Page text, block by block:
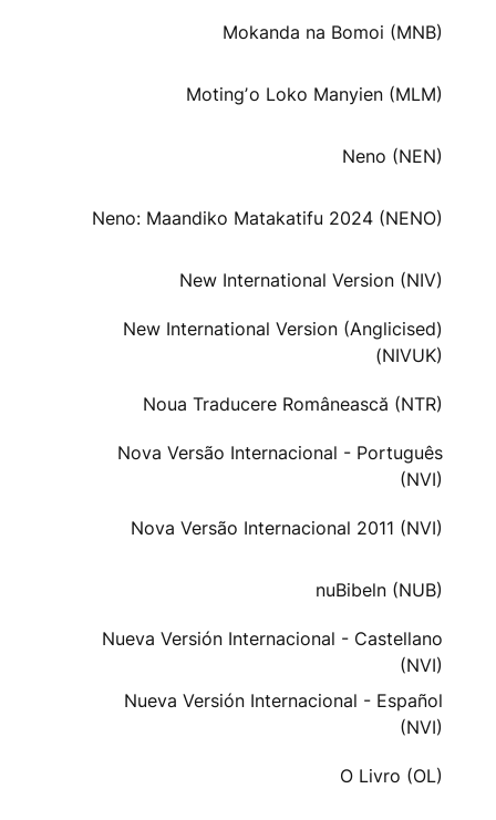
Mokanda na Bomoi (MNB)
Motingʼo Loko Manyien (MLM)
Neno (NEN)
Neno: Maandiko Matakatifu 2024 (NENO)
New International Version (NIV)
New International Version (Anglicised)
(NIVUK)
Noua Traducere Românească (NTR)
Nova Versão Internacional - Português
(NVI)
Nova Versão Internacional 2011 (NVI)
nuBibeln (NUB)
Nueva Versión Internacional - Castellano
(NVI)
Nueva Versión Internacional - Español
(NVI)
O Livro (OL)